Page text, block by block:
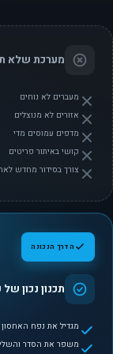
מערכת שלא
מעברים לא נוחים
אזורים לא מנוצלים
מדפים עמוסים מדי
קושי באיתור פריטים
צורך בסידור מחדש
הדרך הנכונה
תכנון נכון
מגדיל את נפח
משפר את הסדר